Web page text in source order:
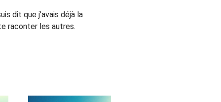
dit que j'avais déjà la
raconter les autres.